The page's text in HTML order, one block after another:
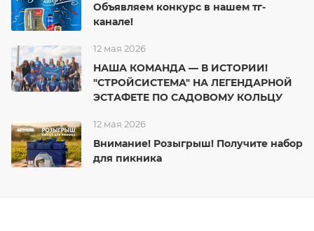
Объявляем конкурс в нашем тг-
канале!
12 мая 2026
НАША КОМАНДА — В ИСТОРИИ!
"СТРОЙСИСТЕМА" НА ЛЕГЕНДАРНОЙ
ЭСТАФЕТЕ ПО САДОВОМУ КОЛЬЦУ
12 мая 2026
Внимание! Розыгрыш! Получите набор
для пикника